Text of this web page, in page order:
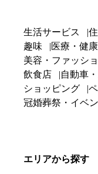
生活サービス
趣味
医療・健
美容・ファッシ
飲食店
自動車
ショッピング
冠婚葬祭・イベ
エリアから探す